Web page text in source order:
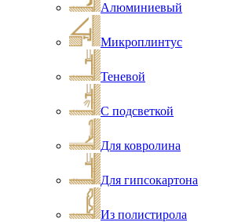
Алюминиевый
Микроплинтус
Теневой
С подсветкой
Для ковролина
Для гипсокартона
Из полистирола